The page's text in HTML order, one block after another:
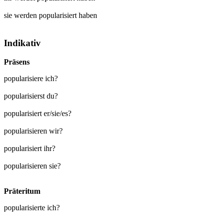
sie werden popularisiert haben
Indikativ
Präsens
popularisiere ich?
popularisierst du?
popularisiert er/sie/es?
popularisieren wir?
popularisiert ihr?
popularisieren sie?
Präteritum
popularisierte ich?